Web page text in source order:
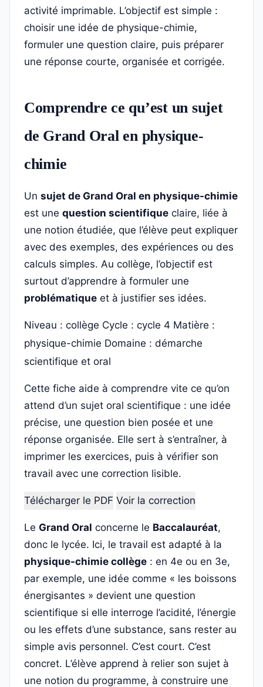
activité imprimable. L’objectif est simple :
choisir une idée de physique-chimie,
formuler une question claire, puis préparer
une réponse courte, organisée et corrigée.
Comprendre ce qu’est un sujet
de Grand Oral en physique-
chimie
Un sujet de Grand Oral en physique-chimie
est une question scientifique claire, liée à
une notion étudiée, que l’élève peut expliquer
avec des exemples, des expériences ou des
calculs simples. Au collège, l’objectif est
surtout d’apprendre à formuler une
problématique et à justifier ses idées.
Niveau : collège Cycle : cycle 4 Matière :
physique-chimie Domaine : démarche
scientifique et oral
Cette fiche aide à comprendre vite ce qu’on
attend d’un sujet oral scientifique : une idée
précise, une question bien posée et une
réponse organisée. Elle sert à s’entraîner, à
imprimer les exercices, puis à vérifier son
travail avec une correction lisible.
Télécharger le PDF Voir la correction
Le Grand Oral concerne le Baccalauréat,
donc le lycée. Ici, le travail est adapté à la
physique-chimie collège : en 4e ou en 3e,
par exemple, une idée comme « les boissons
énergisantes » devient une question
scientifique si elle interroge l’acidité, l’énergie
ou les effets d’une substance, sans rester au
simple avis personnel. C’est court. C’est
concret. L’élève apprend à relier son sujet à
une notion du programme, à construire une